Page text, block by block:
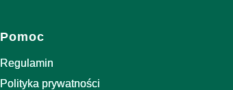
Pomoc
Regulamin
Polityka prywatności